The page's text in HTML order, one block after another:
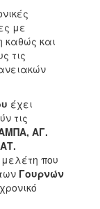
με
καθώς και
τις
έχει
τις
ΑΓ.
που
Γουρνών